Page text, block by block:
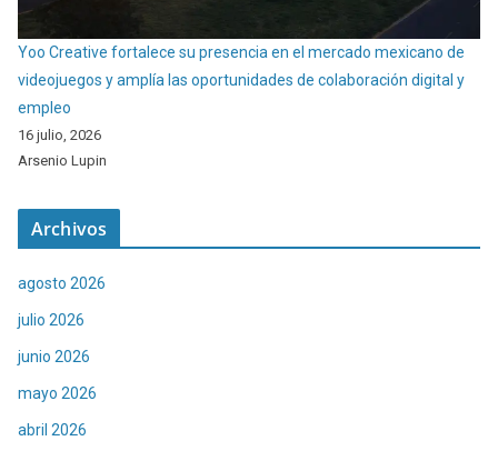
Yoo Creative fortalece su presencia en el mercado mexicano de
videojuegos y amplía las oportunidades de colaboración digital y
empleo
16 julio, 2026
Arsenio Lupin
Archivos
agosto 2026
julio 2026
junio 2026
mayo 2026
abril 2026